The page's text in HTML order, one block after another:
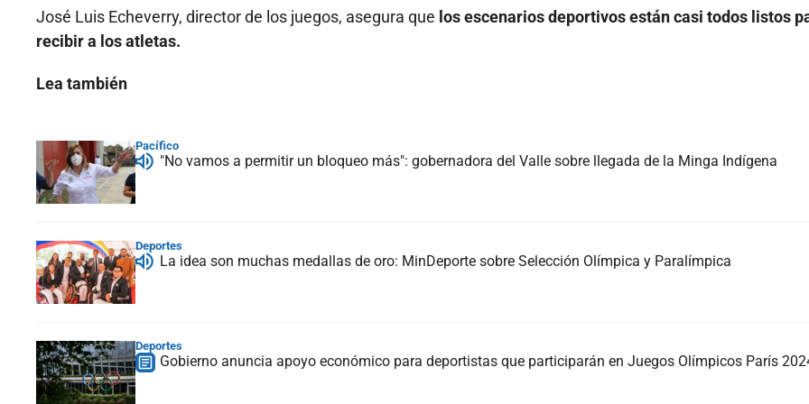
José Luis Echeverry, director de los juegos, asegura que los escenarios deportivos están casi todos listos
recibir a los atletas.
Lea también
Pacífico
"No vamos a permitir un bloqueo más": gobernadora del Valle sobre llegada de la Minga Indígena
Deportes
La idea son muchas medallas de oro: MinDeporte sobre Selección Olímpica y Paralímpica
Deportes
Gobierno anuncia apoyo económico para deportistas que participarán en Juegos Olímpicos París